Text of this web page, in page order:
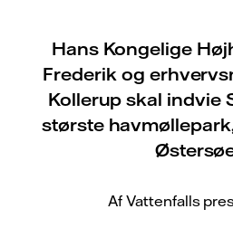
Hans Kongelige
Frederik og
Kollerup skal indvie
største
Af Vattenfalls